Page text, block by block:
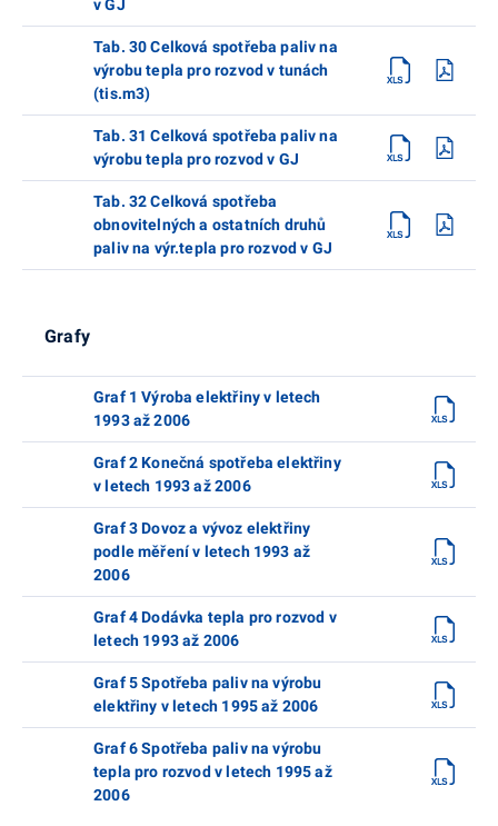
v GJ
Tab. 30 Celková spotřeba paliv na
výrobu tepla pro rozvod v tunách
(tis.m3)
Tab. 31 Celková spotřeba paliv na
výrobu tepla pro rozvod v GJ
Tab. 32 Celková spotřeba
obnovitelných a ostatních druhů
paliv na výr.tepla pro rozvod v GJ
Grafy
Graf 1 Výroba elektřiny v letech
1993 až 2006
Graf 2 Konečná spotřeba elektřiny
v letech 1993 až 2006
Graf 3 Dovoz a vývoz elektřiny
podle měření v letech 1993 až
2006
Graf 4 Dodávka tepla pro rozvod v
letech 1993 až 2006
Graf 5 Spotřeba paliv na výrobu
elektřiny v letech 1995 až 2006
Graf 6 Spotřeba paliv na výrobu
tepla pro rozvod v letech 1995 až
2006